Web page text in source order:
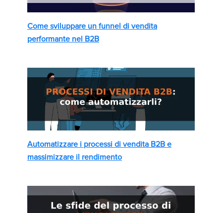
Come sviluppare un funnel di vendita
performante nel B2B
Automatizzare i processi di vendita B2B e
massimizzare il rendimento